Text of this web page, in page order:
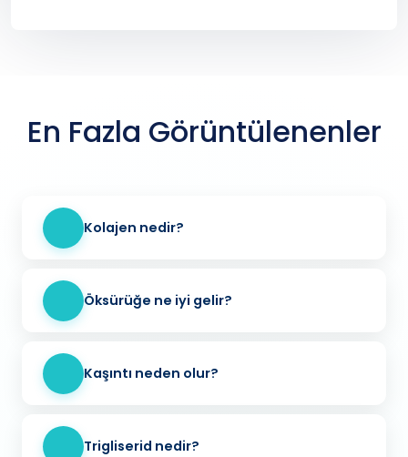
En Fazla Görüntülenenler
Kolajen nedir?
Öksürüğe ne iyi gelir?
Kaşıntı neden olur?
Trigliserid nedir?